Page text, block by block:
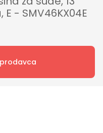
- SMV46KX04E